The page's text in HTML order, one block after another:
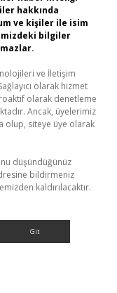
hakkında
ve kişiler ile isim
bilgiler
ve İletişim
olarak hizmet
olarak denetleme
Ancak, üyelerimiz
olup, siteye üye olarak
düşündüğünüz
bildirmeniz
kaldırılacaktır.